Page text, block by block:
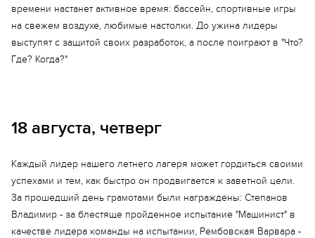
времени настанет активное время: бассейн, спортивные игры
на свежем воздухе, любимые настолки. До ужина лидеры
выступят с защитой своих разработок, а после поиграют в "Что?
Где? Когда?"
18 августа, четверг
Каждый лидер нашего летнего лагеря может гордиться своими
успехами и тем, как быстро он продвигается к заветной цели.
За прошедший день грамотами были награждены: Степанов
Владимир - за блестяще пройденное испытание "Машинист" в
качестве лидера команды на испытании, Рембовская Варвара -